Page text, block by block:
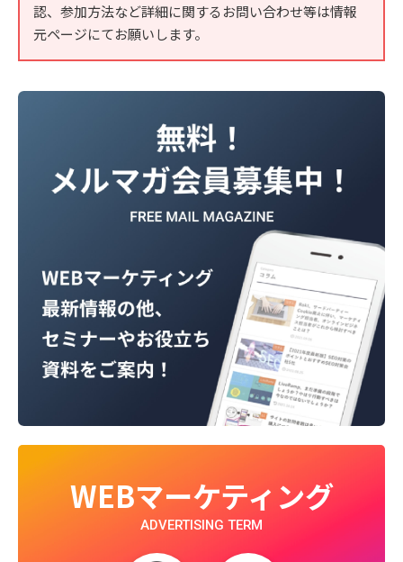
認、参加方法など詳細に関するお問い合わせ等は情報
元ページにてお願いします。
WEBマーケティング
ADVERTISING TERM